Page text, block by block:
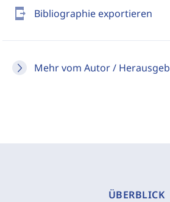
send_to_mobile Bibliographie exportieren
Mehr vom Autor /
ÜBERBLICK